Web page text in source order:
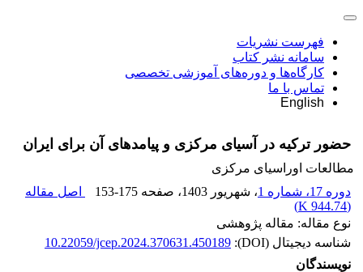
فهرست نشریات
سامانه نشر کتاب
کارگاه‌ها و دوره‌های آموزشی تخصصی
تماس با ما
English
حضور ترکیه در آسیای مرکزی و پیامدهای آن برای ایران
مطالعات اوراسیای مرکزی
دوره 17، شماره 1
، شهریور 1403 ، صفحه 153-175
اصل مقاله
(
944.74 K
)
نوع مقاله: مقاله پژوهشی
شناسه دیجیتال (DOI):
10.22059/jcep.2024.370631.450189
نویسندگان